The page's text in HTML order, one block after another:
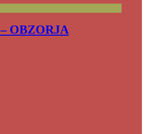
OBZORJA